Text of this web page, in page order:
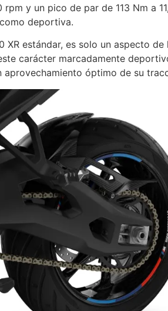
y un pico de par de 113 Nm a
deportiva.
estándar, es solo un aspecto
carácter marcadamente
óptimo de su